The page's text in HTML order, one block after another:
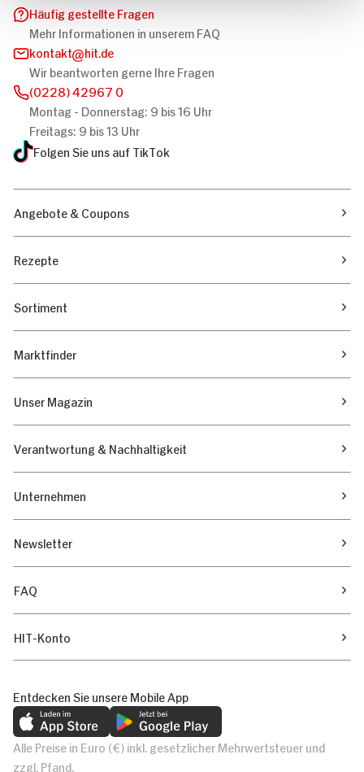
Häufig gestellte Fragen
Mehr Informationen in unserem FAQ
kontakt
hit.de
Wir beantworten gerne Ihre Fragen
(0228) 42967 0
Montag - Donnerstag: 9 bis 16 Uhr
Freitags: 9 bis 13 Uhr
Folgen Sie uns auf TikTok
Angebote & Coupons
Rezepte
Sortiment
Marktfinder
Unser Magazin
Verantwortung & Nachhaltigkeit
Unternehmen
Newsletter
FAQ
HIT-Konto
Entdecken Sie unsere Mobile App
Alle Preise in Euro (€) inkl. gesetzlicher Mehrwertsteuer und
zzgl. Pfand.